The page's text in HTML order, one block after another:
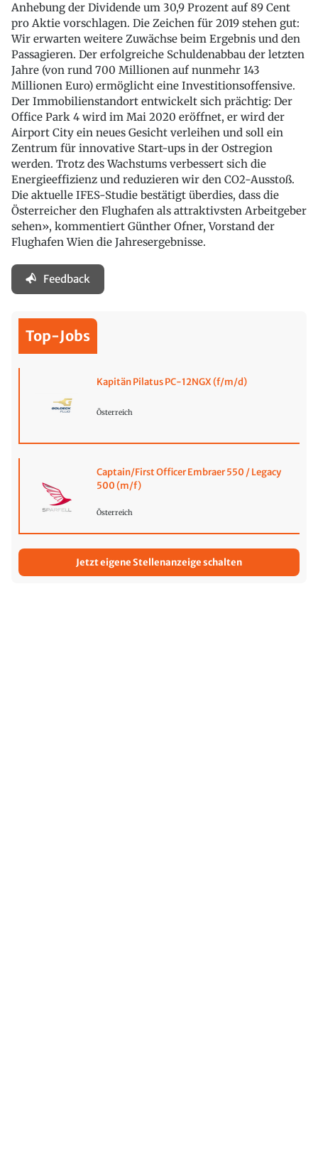
Anhebung der Dividende um 30,9 Prozent auf 89 Cent
pro Aktie vorschlagen. Die Zeichen für 2019 stehen gut:
Wir erwarten weitere Zuwächse beim Ergebnis und den
Passagieren. Der erfolgreiche Schuldenabbau der letzten
Jahre (von rund 700 Millionen auf nunmehr 143
Millionen Euro) ermöglicht eine Investitionsoffensive.
Der Immobilienstandort entwickelt sich prächtig: Der
Office Park 4 wird im Mai 2020 eröffnet, er wird der
Airport City ein neues Gesicht verleihen und soll ein
Zentrum für innovative Start-ups in der Ostregion
werden. Trotz des Wachstums verbessert sich die
Energieeffizienz und reduzieren wir den CO2-Ausstoß.
Die aktuelle IFES-Studie bestätigt überdies, dass die
Österreicher den Flughafen als attraktivsten Arbeitgeber
sehen», kommentiert Günther Ofner, Vorstand der
Flughafen Wien die Jahresergebnisse.
Feedback
Top-Jobs
Kapitän Pilatus PC-12NGX (f/m/d)
Österreich
Captain/First Officer Embraer 550 / Legacy
500 (m/f)
Österreich
Jetzt eigene Stellenanzeige schalten